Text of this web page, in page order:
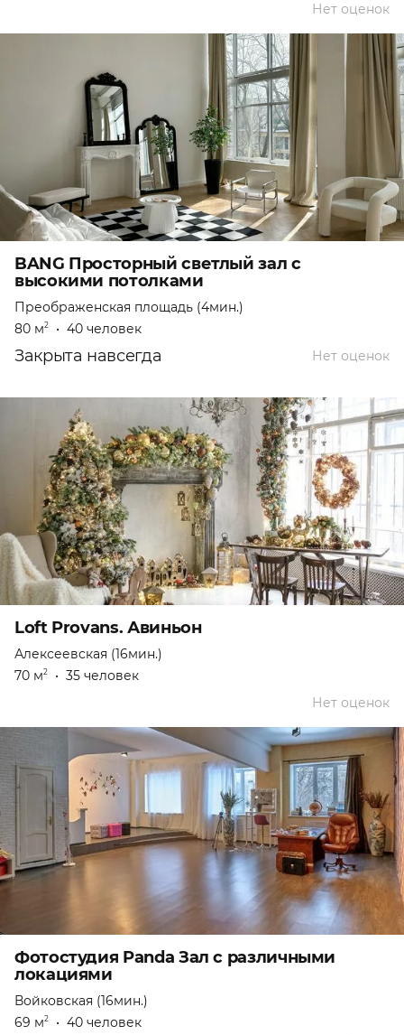
Нет оценок
BANG Просторный светлый зал с
высокими потолками
Преображенская площадь (4мин.)
80 м2 • 40 человек
Нет оценок
Закрыта навсегда
Loft Provans. Авиньон
Алексеевская (16мин.)
70 м2 • 35 человек
Нет оценок
Фотостудия Panda Зал с различными
локациями
Войковская (16мин.)
69 м2 • 40 человек